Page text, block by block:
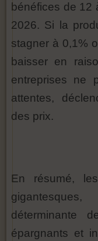
bénéfices de 12
2026. Si la
stagner à 0,1%
baisser en
entreprises ne
attentes,
des prix.
En résumé,
déterminante
épargnants et